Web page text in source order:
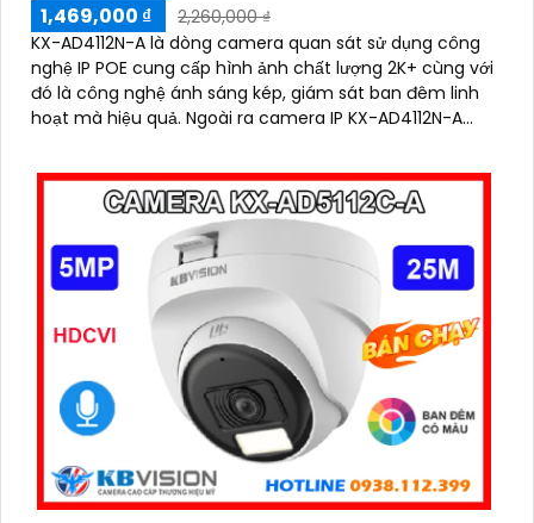
1,469,000 ₫
2,260,000 ₫
KX-AD4112N-A là dòng camera quan sát sử dụng công
nghệ IP POE cung cấp hình ảnh chất lượng 2K+ cùng với
đó là công nghệ ánh sáng kép, giám sát ban đêm linh
hoạt mà hiệu quả. Ngoài ra camera IP KX-AD4112N-A
bị tính năng phát hiện người chính xác